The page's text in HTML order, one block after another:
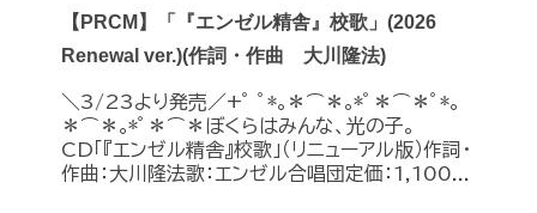
【PRCM】「『エンゼル精舎』校歌」(2026
Renewal ver.)(作詞・作曲 大川隆法)
＼3/23より発売／+ﾟ ﾟ*｡＊⌒＊｡*ﾟ＊⌒＊ﾟ*｡
＊⌒＊｡*ﾟ＊⌒＊ぼくらはみんな、光の子。
CD「『エンゼル精舎』校歌」（リニューアル版）作詞・
作曲：大川隆法歌：エンゼル合唱団定価：1,100...